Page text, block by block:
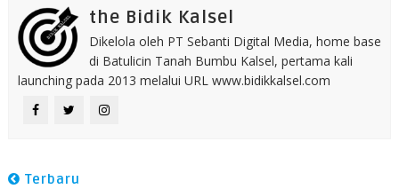
the Bidik Kalsel
Dikelola oleh PT Sebanti Digital Media, home base
di Batulicin Tanah Bumbu Kalsel, pertama kali
launching pada 2013 melalui URL www.bidikkalsel.com
Terbaru